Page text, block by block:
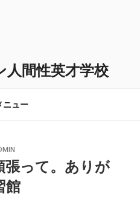
人間性英才学校
ニュー
張って。ありが
館